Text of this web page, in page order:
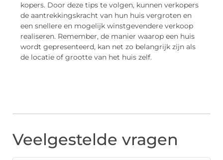
kopers. Door deze tips te volgen, kunnen verkopers
de aantrekkingskracht van hun huis vergroten en
een snellere en mogelijk winstgevendere verkoop
realiseren. Remember, de manier waarop een huis
wordt gepresenteerd, kan net zo belangrijk zijn als
de locatie of grootte van het huis zelf.
Veelgestelde vragen